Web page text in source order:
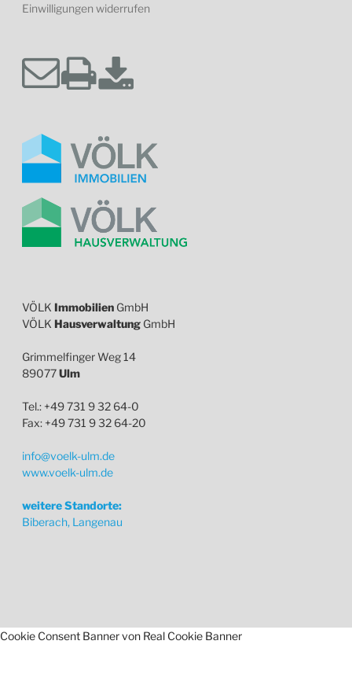
Einwilligungen widerrufen
VÖLK Immobilien GmbH
VÖLK Hausverwaltung GmbH
Grimmelfinger Weg 14
89077Ulm
Tel.: +49 731 9 32 64-0
Fax: +49 731 9 32 64-20
info@voelk-ulm.de
www.voelk-ulm.de
weitere Standorte:
Biberach, Langenau
Cookie Consent Banner von Real Cookie Banner